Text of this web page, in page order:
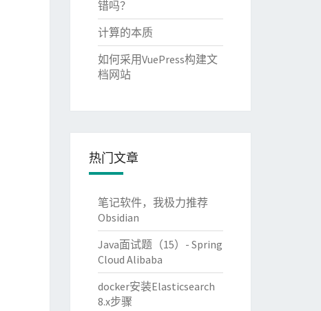
错吗？
计算的本质
如何采用VuePress构建文
档网站
热门文章
笔记软件，我极力推荐
Obsidian
Java面试题（15）- Spring
Cloud Alibaba
docker安装Elasticsearch
8.x步骤